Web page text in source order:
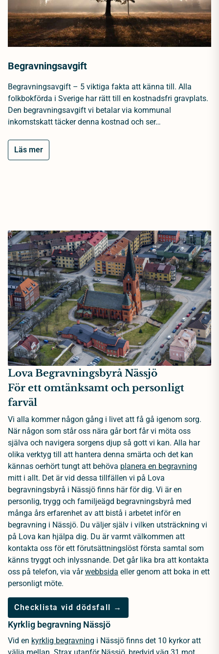
Begravningsavgift
Begravningsavgift – 5 viktiga fakta att känna till. Alla
folkbokförda i Sverige har rätt till en kostnadsfri gravplats.
Den begravningsavgift vi betalar via kommunal
inkomstskatt täcker denna kostnad och ser…
Läs mer
Lova Begravningsbyrå Nässjö
För ett omtänksamt och personligt
farväl
Vi alla kommer någon gång i livet att få gå igenom sorg.
När någon som står oss nära går bort får vi möta oss
själva och navigera sorgens djup så gott vi kan. Alla har
olika verktyg till att hantera denna smärta och det kan
kännas oerhört tungt att behöva planera en begravning
mitt i allt. Det är vid dessa tillfällen vi på Lova
begravningsbyrå i Nässjö finns här för dig. Vi är en
personlig, trygg och familjeägd begravningsbyrå med
många års erfarenhet av att bistå i arbetet inför en
begravning i Nässjö. Du väljer själv i vilken utsträckning vi
på Lova kan hjälpa dig. Du är varmt välkommen att
kontakta oss för ett förutsättningslöst första samtal som
känns tryggt och inlyssnande. Det går lika bra att kontakta
oss på telefon, via vårwebbsida eller genom att boka in ett
personligt möte.
Checklista vid dödsfall →
Kyrklig begravning Nässjö
Vid en kyrklig begravning i Nässjö finns det 10 kyrkor att